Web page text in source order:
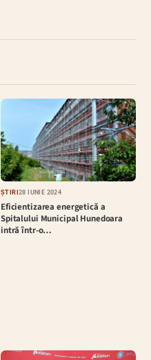
ȘTIRI28 IUNIE 2024
Eficientizarea energetică a
Spitalului Municipal Hunedoara
intră într-o…